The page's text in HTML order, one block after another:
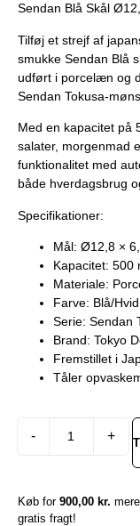
Sendan Blå Skål
Tilføj et strejf af
smukke Sendan Blå
udført i porcelæn og
Sendan Tokusa-
Med en kapacitet på
salater, morgenmad
funktionalitet med
både hverdagsbrug
Specifikationer:
Mål: Ø12,8 ×
Kapacitet: 500
Materiale:
Farve: Blå/Hvid
Serie: Sendan
Brand: Tokyo
Fremstillet i
Tåler
- +
Køb for 900,00 kr.
gratis fragt!